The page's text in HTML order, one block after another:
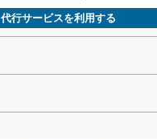
代行サービスを利用する